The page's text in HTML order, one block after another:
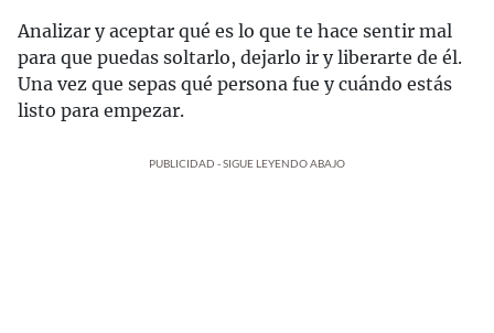
Analizar y aceptar qué es lo que te hace sentir mal
para que puedas soltarlo, dejarlo ir y liberarte de él.
Una vez que sepas qué persona fue y cuándo estás
listo para empezar.
PUBLICIDAD - SIGUE LEYENDO ABAJO